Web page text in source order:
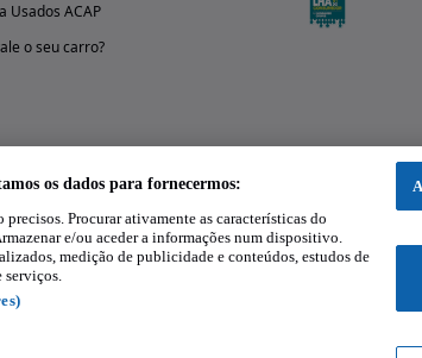
Usados ACAP
o seu carro?
os dados para fornecermos:
Procurar ativamente as características do
e/ou aceder a informações num dispositivo.
medição de publicidade e conteúdos, estudos de
serviços.